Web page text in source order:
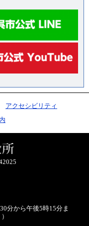
アクセシビリティ
分から午後5時15分ま